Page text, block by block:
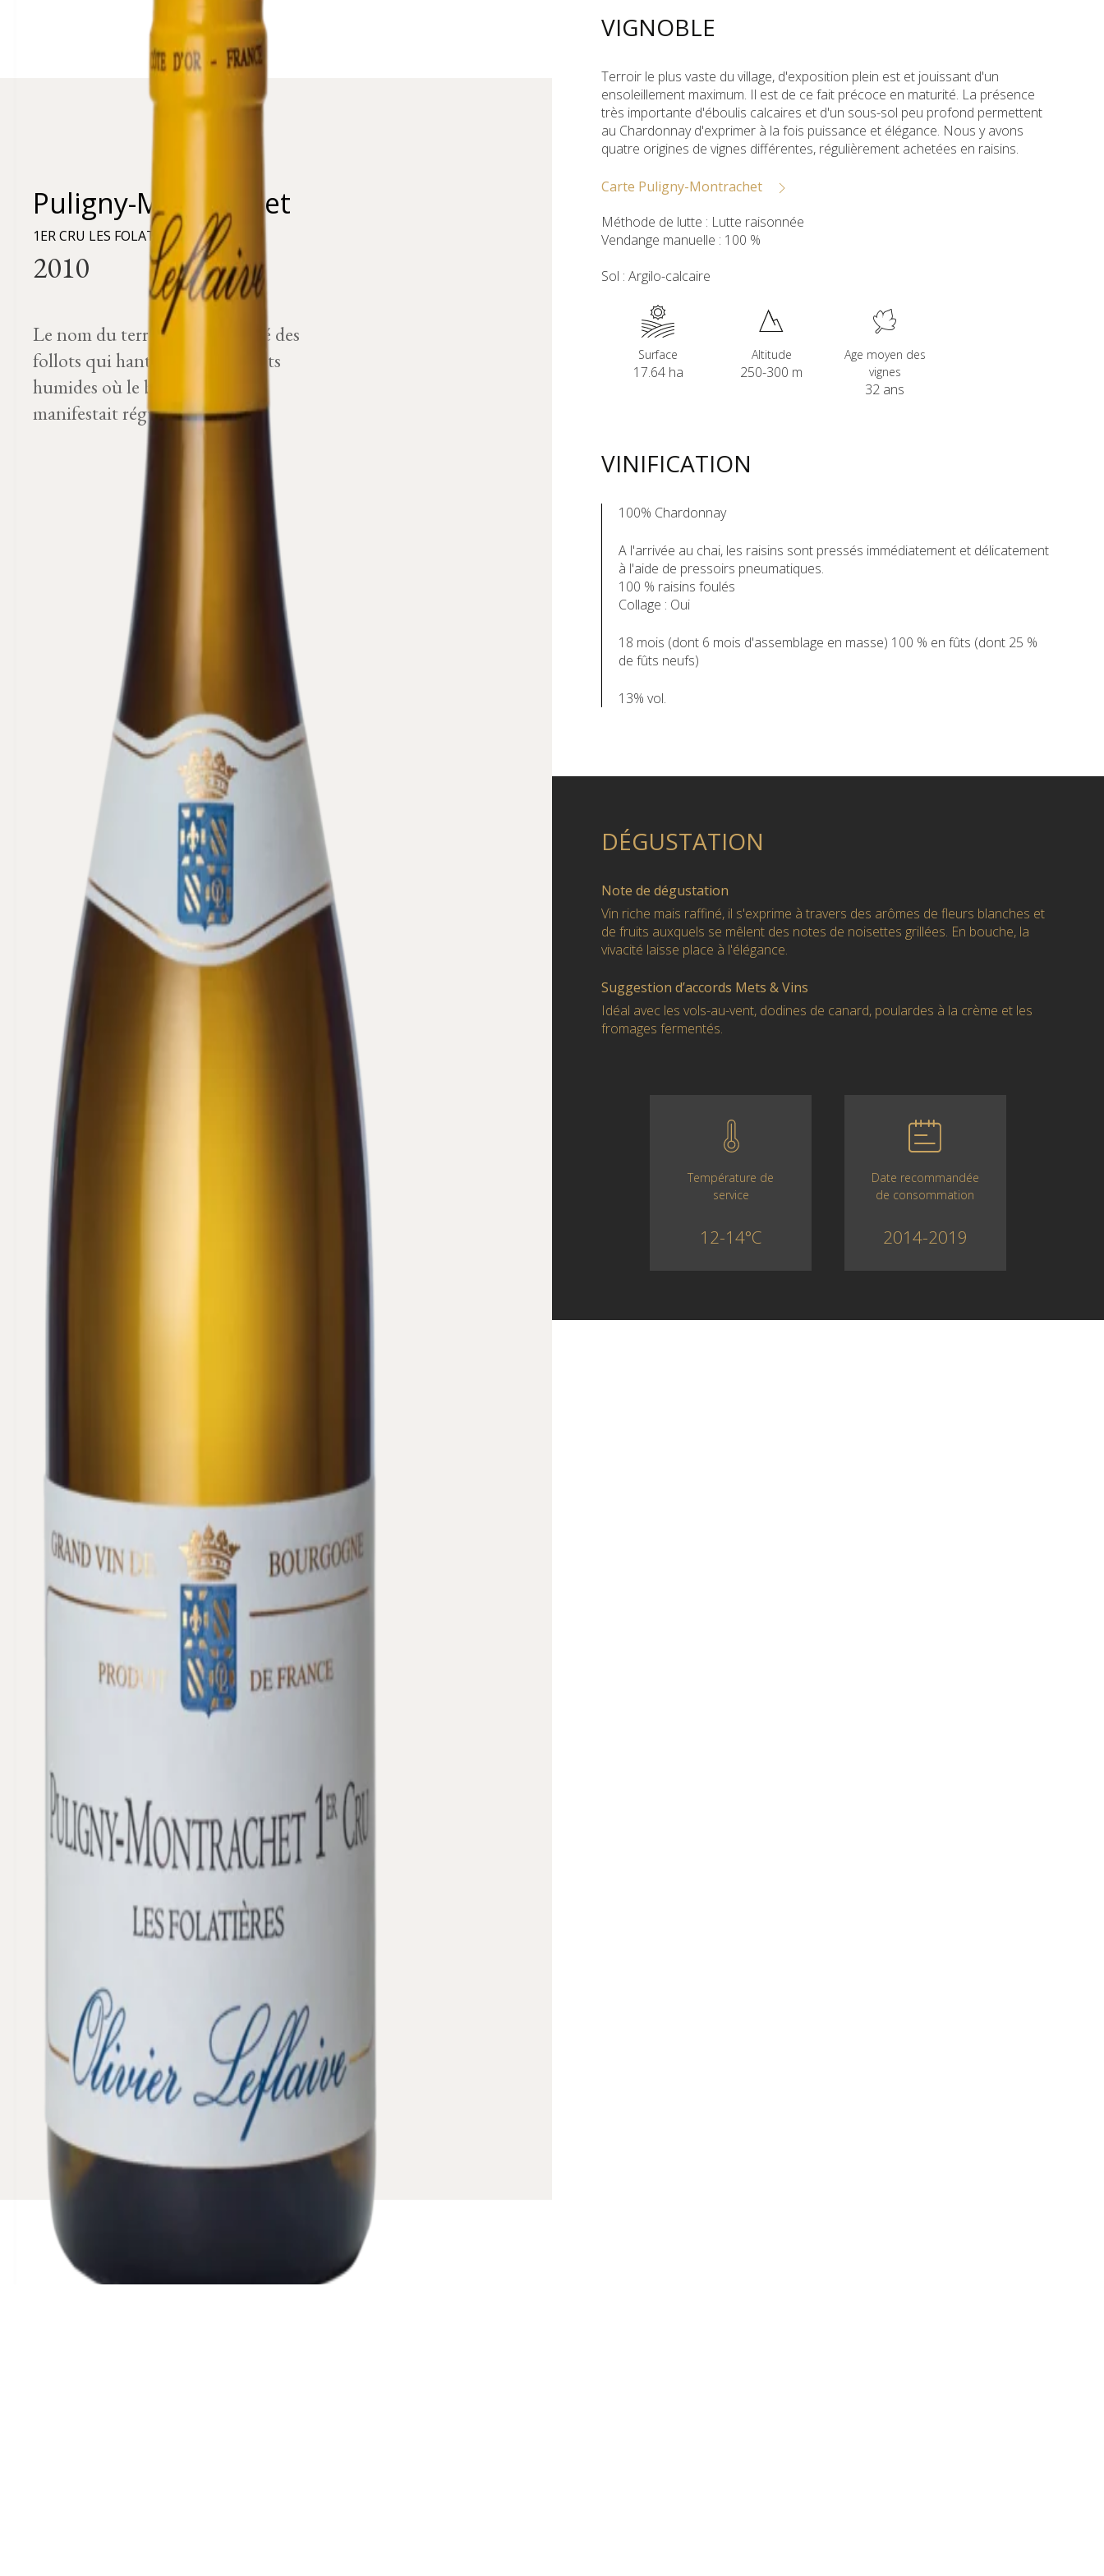
Puligny-Montrachet
1ER CRU LES FOLATIÈRES
Le nom du terroir est un dérivé des
follots qui hantaient les endroits
humides où le brouillard se
manifestait régulièrement.
VIGNOBLE
Terroir le plus vaste du village, d'exposition plein est et jouissant d'un
ensoleillement maximum. Il est de ce fait précoce en maturité. La présence
très importante d'éboulis calcaires et d'un sous-sol peu profond permettent
au Chardonnay d'exprimer à la fois puissance et élégance. Nous y avons
quatre origines de vignes différentes, régulièrement achetées en raisins.
Carte Puligny-Montrachet
Méthode de lutte : Lutte raisonnée
Vendange manuelle : 100 %
Sol : Argilo-calcaire
Surface
17.64 ha
Altitude
250-300 m
Age moyen des
vignes
32 ans
VINIFICATION
100% Chardonnay
A l'arrivée au chai, les raisins sont pressés immédiatement et délicatement
à l'aide de pressoirs pneumatiques.
100 % raisins foulés
Collage : Oui
18 mois (dont 6 mois d'assemblage en masse) 100 % en fûts (dont 25 %
de fûts neufs)
13% vol.
DÉGUSTATION
Note de dégustation
Vin riche mais raffiné, il s'exprime à travers des arômes de fleurs blanches et
de fruits auxquels se mêlent des notes de noisettes grillées. En bouche, la
vivacité laisse place à l'élégance.
Suggestion d’accords Mets & Vins
Idéal avec les vols-au-vent, dodines de canard, poulardes à la crème et les
fromages fermentés.
Température de
service
12-14°C
Date recommandée
de consommation
2014-2019